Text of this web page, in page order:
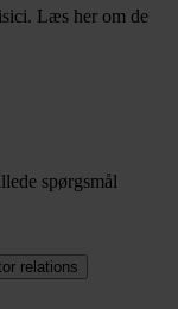
Læs her om de
spørgsmål
relations